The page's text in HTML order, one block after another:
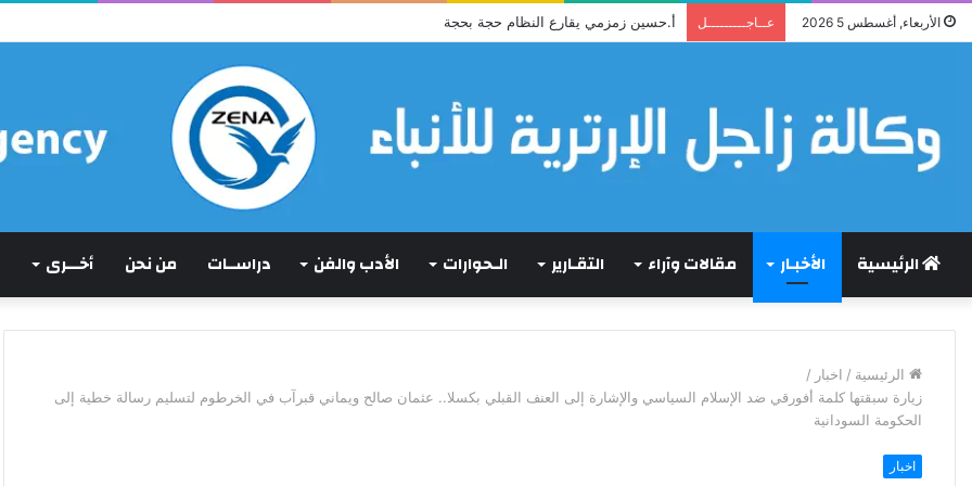
الأربعاء, أغسطس 5 2026 عــاجـــــــــل قراءة نقدية في قصيدة إرترية : (ما كان لم يكن!)
الرئيسية الأخبـار مقالات وآراء التقـارير الـحوارات الأدب والفن دراســات من نحن أخـــرى
الرئيسية / اخبار /
زيارة سبقتها كلمة أفورقي ضد الإسلام السياسي والإشارة إلى العنف القبلي بكسلا.. عثمان صالح ويماني قبرآب في الخرطوم لتسليم رسالة خطية إلى
الحكومة السودانية
اخبار